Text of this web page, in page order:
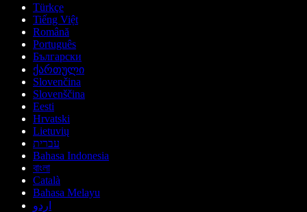
Türkçe
Tiếng Việt
Română
Português
Български
ქართული
Slovenčina
Slovenščina
Eesti
Hrvatski
Lietuvių
עברית
Bahasa Indonesia
বাংলা
Català
Bahasa Melayu
اردو